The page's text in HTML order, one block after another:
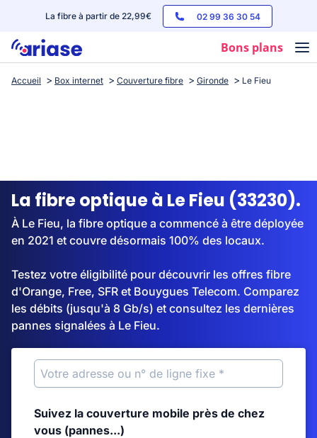
La fibre à partir de 22,99€ 02 99 36 30 54
Bons plans
Box internet
Streaming
Accueil Box internet Couverture fibre Gironde Le Fieu
La fibre optique à Le Fieu (33230).
À Le Fieu, la fibre optique a commencé à être déployée
en 2021 et couvre désormais 100% des locaux.
Testez votre éligibilité pour découvrir les offres fibre
d'Orange, Free, SFR et Bouygues Telecom. Comparez
les débits (jusqu'à 8 Gb/s) et consultez les dernières
pannes signalées à Le Fieu.
Suivez la couverture mobile près de chez
vous (pannes...)